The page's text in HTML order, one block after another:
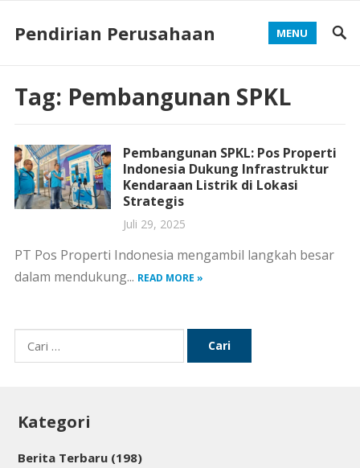
Pendirian Perusahaan MENU
Tag: Pembangunan SPKL
Pembangunan SPKL: Pos Properti
Indonesia Dukung Infrastruktur
Kendaraan Listrik di Lokasi
Strategis
Juli 29, 2025
PT Pos Properti Indonesia mengambil langkah besar
dalam mendukung... READ MORE »
Cari
untuk:
Kategori
Berita Terbaru (198)